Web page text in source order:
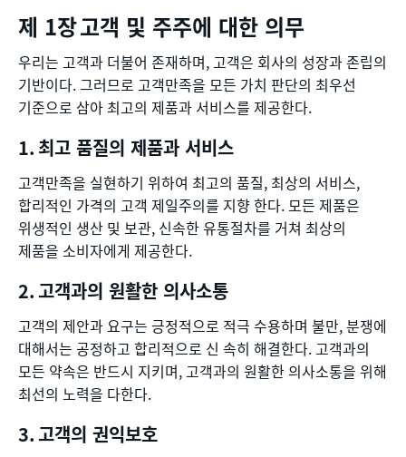
고객 및 주주에 대한 의무
우리는 고객과 더불어 존재하며, 고객은 회사의 성장과 존립의
기반이다. 그러므로 고객만족을 모든 가치 판단의 최우선
기준으로 삼아 최고의 제품과 서비스를 제공한다.
최고 품질의 제품과 서비스
고객만족을 실현하기 위하여 최고의 품질, 최상의 서비스,
합리적인 가격의 고객 제일주의를 지향 한다. 모든 제품은
위생적인 생산 및 보관, 신속한 유통절차를 거쳐 최상의
제품을 소비자에게 제공한다.
고객과의 원활한 의사소통
고객의 제안과 요구는 긍정적으로 적극 수용하며 불만, 분쟁에
대해서는 공정하고 합리적으로 신 속히 해결한다. 고객과의
모든 약속은 반드시 지키며, 고객과의 원활한 의사소통을 위해
최선의 노력을 다한다.
고객의 권익보호